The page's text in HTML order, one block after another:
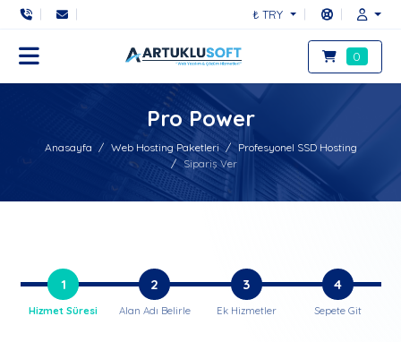
₺ TRY
0
Pro Power
Anasayfa Web Hosting Paketleri
Profesyonel SSD Hosting
Sipariş Ver
1
Hizmet Süresi
2
Alan Adı Belirle
3
Ek Hizmetler
4
Sepete Git